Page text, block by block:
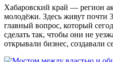
Хабаровский край — регион
молодёжи. Здесь живут почти
главный вопрос, который
сделать так, чтобы они не
открывали бизнес, создавали